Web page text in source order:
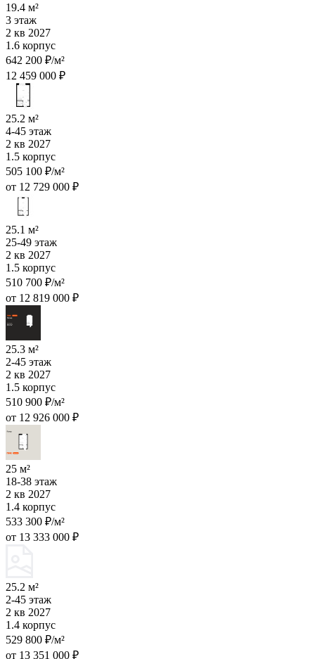
19.4 м²
3 этаж
2 кв 2027
1.6 корпус
642 200 ₽/м²
12 459 000 ₽
25.2 м²
4-45 этаж
2 кв 2027
1.5 корпус
505 100 ₽/м²
от 12 729 000 ₽
25.1 м²
25-49 этаж
2 кв 2027
1.5 корпус
510 700 ₽/м²
от 12 819 000 ₽
25.3 м²
2-45 этаж
2 кв 2027
1.5 корпус
510 900 ₽/м²
от 12 926 000 ₽
25 м²
18-38 этаж
2 кв 2027
1.4 корпус
533 300 ₽/м²
от 13 333 000 ₽
25.2 м²
2-45 этаж
2 кв 2027
1.4 корпус
529 800 ₽/м²
от 13 351 000 ₽